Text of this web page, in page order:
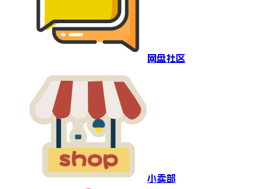
网盘社区
小卖部